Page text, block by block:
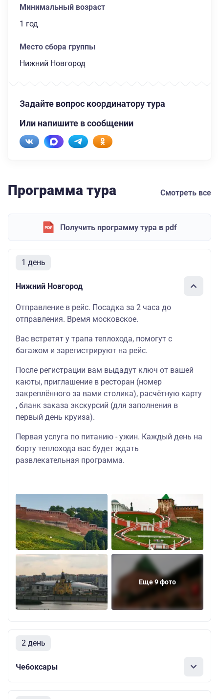
Минимальный возраст
1 год
Место сбора группы
Нижний Новгород
Задайте вопрос координатору тура
Или напишите в сообщении
Программа тура Смотреть все
Получить программу тура в pdf
1 день
Нижний Новгород
Отправление в рейс. Посадка за 2 часа до
отправления. Время московское.
Вас встретят у трапа теплохода, помогут с
багажом и зарегистрируют на рейс.
После регистрации вам выдадут ключ от вашей
каюты, приглашение в ресторан (номер
закреплённого за вами столика), расчётную карту
, бланк заказа экскурсий (для заполнения в
первый день круиза).
Первая услуга по питанию - ужин. Каждый день на
борту теплохода вас будет ждать
развлекательная программа.
Еще 9 фото
2 день
Чебоксары